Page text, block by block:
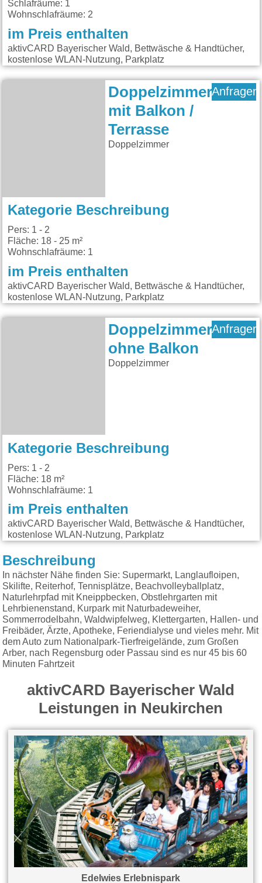
Schlafräume: 1
Wohnschlafräume: 2
im Preis enthalten
aktivCARD Bayerischer Wald, Bettwäsche & Handtücher,
kostenlose WLAN-Nutzung, Parkplatz
Doppelzimmer
mit Balkon /
Terrasse
Doppelzimmer
Anfragen
Kategorie Beschreibung
Pers: 1 - 2
Fläche: 18 - 25 m²
Wohnschlafräume: 1
im Preis enthalten
aktivCARD Bayerischer Wald, Bettwäsche & Handtücher,
kostenlose WLAN-Nutzung, Parkplatz
Doppelzimmer
ohne Balkon
Doppelzimmer
Anfragen
Kategorie Beschreibung
Pers: 1 - 2
Fläche: 18 m²
Wohnschlafräume: 1
im Preis enthalten
aktivCARD Bayerischer Wald, Bettwäsche & Handtücher,
kostenlose WLAN-Nutzung, Parkplatz
Beschreibung
In nächster Nähe finden Sie: Supermarkt, Langlaufloipen,
Skilifte, Reiterhof, Tennisplätze, Beachvolleyballplatz,
Naturlehrpfad mit Kneippbecken, Obstlehrgarten mit
Lehrbienenstand, Kurpark mit Naturbadeweiher,
Sommerrodelbahn, Waldwipfelweg, Klettergarten, Hallen- und
Freibäder, Ärzte, Apotheke, Feriendialyse und vieles mehr. Mit
dem Auto zum Nationalpark-Tierfreigelände, zum Großen
Arber, nach Regensburg oder Passau sind es nur 45 bis 60
Minuten Fahrtzeit
aktivCARD Bayerischer Wald
Leistungen in Neukirchen
Edelwies Erlebnispark